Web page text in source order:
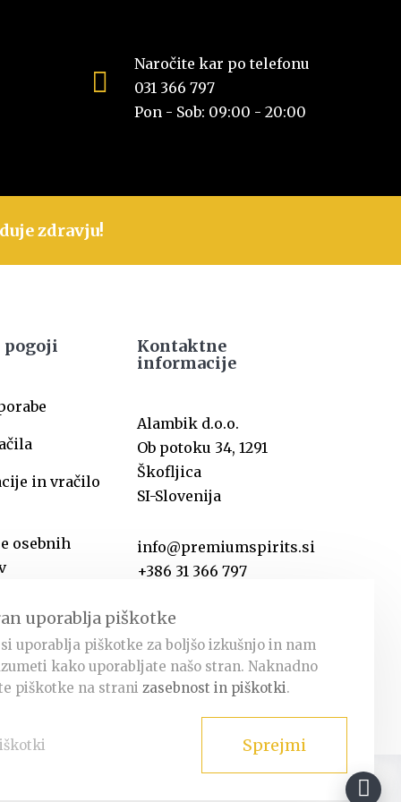
Naročite kar po telefonu
031 366 797
Pon - Sob: 09:00 - 20:00
zdravju!
pogoji
in vračilo
osebnih
Kontaktne
informacije
Alambik d.o.o.
Ob potoku 34, 1291
Škofljica
SI-Slovenija
info@premiumspirits.si
+386 31 366 797
uporablja piškotke
uporablja piškotke za boljšo izkušnjo in nam
kako uporabljate našo stran. Naknadno
piškotke na strani zasebnost in piškotki.
Sprejmi